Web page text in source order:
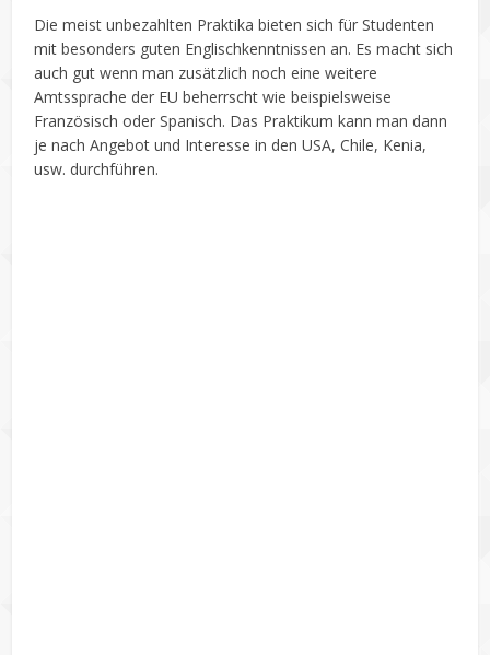
Die meist unbezahlten Praktika bieten sich für Studenten
mit besonders guten Englischkenntnissen an. Es macht sich
auch gut wenn man zusätzlich noch eine weitere
Amtssprache der EU beherrscht wie beispielsweise
Französisch oder Spanisch. Das Praktikum kann man dann
je nach Angebot und Interesse in den USA, Chile, Kenia,
usw. durchführen.